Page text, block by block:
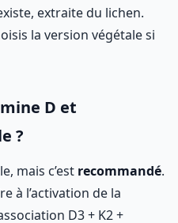
extraite du lichen.
la version végétale si
D et
?
mais c’est recommandé.
à l’activation de la
D3 + K2 +